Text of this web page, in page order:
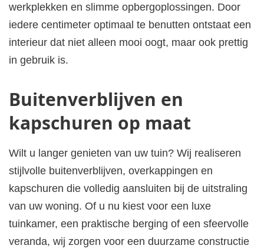
werkplekken en slimme opbergoplossingen. Door
iedere centimeter optimaal te benutten ontstaat een
interieur dat niet alleen mooi oogt, maar ook prettig
in gebruik is.
Buitenverblijven en
kapschuren op maat
Wilt u langer genieten van uw tuin? Wij realiseren
stijlvolle buitenverblijven, overkappingen en
kapschuren die volledig aansluiten bij de uitstraling
van uw woning. Of u nu kiest voor een luxe
tuinkamer, een praktische berging of een sfeervolle
veranda, wij zorgen voor een duurzame constructie